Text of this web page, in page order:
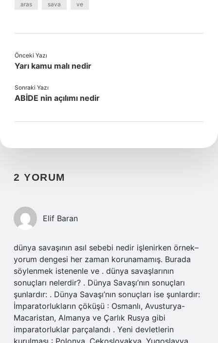
aras sava ve
Önceki Yazı
Yarı kamu malı nedir
Sonraki Yazı
ABİDE nin açılımı nedir
2 YORUM
Elif Baran
dünya savaşının asıl sebebi nedir işlenirken örnek–
yorum dengesi her zaman korunamamış. Burada
söylenmek istenenle ve . dünya savaşlarının
sonuçları nelerdir? . Dünya Savaşı’nın sonuçları
şunlardır: . Dünya Savaşı’nın sonuçları ise şunlardır:
İmparatorlukların çöküşü : Osmanlı, Avusturya-
Macaristan, Almanya ve Çarlık Rusya gibi
imparatorluklar parçalandı . Yeni devletlerin
kurulması : Polonya, Çekoslovakya, Yugoslavya,